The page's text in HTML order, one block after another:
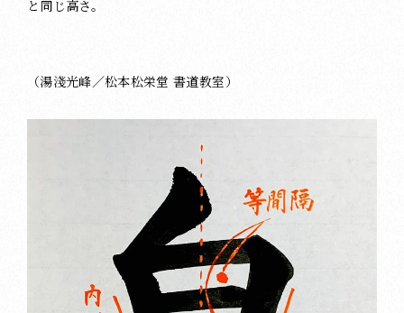
と同じ高さ。
（湯淺光峰／松本松栄堂 書道教室）